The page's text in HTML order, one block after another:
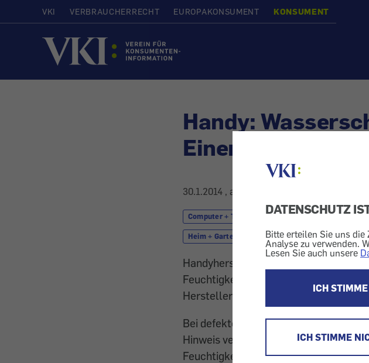
DATENSCHUTZ
Bitte erteilen Sie uns
Analyse zu verwenden.
Lesen Sie auch unsere
ICH
ICH STIMME
VKI VERBRAUCHERRECHT EUROPAKONSUMENT KONSUMENT
Startseite
Handy:
Einen Versuch
30.1.2014 , aktualisiert am
Computer + Telekom Handy Ladegerät
Heim + Garten Wasser
Handyhersteller und deren
Feuchtigkeitsschäden. Doch nicht
Hersteller. Wir haben mit Handy-
Bei defekten Smartphones wird die
Hinweis verweigert, es handle sich um
Feuchtigkeitsschaden). Da kann unter